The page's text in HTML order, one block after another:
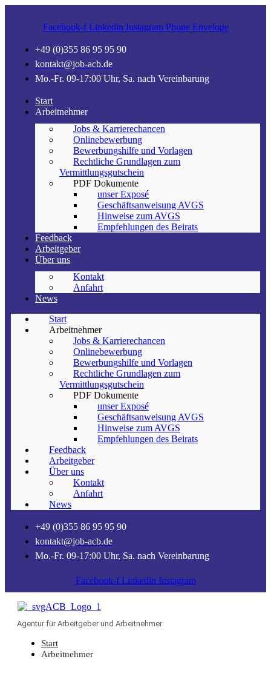
Facebook-f Linkedin Instagram Phone Envelope
+49 (0)355 86 95 95 90
kontakt@job-acb.de
Mo.-Fr. 09-17:00 Uhr, Sa. nach Vereinbarung
Start
Arbeitnehmer
Jobs & Karrierechancen
Onlinebewerbung
Bewerbungshilfe und Vorlagen
Rechtliche Grundlagen zum
Vermittlungsgutschein
PDF Dokumente
unser Exposé
Geschäftsanweisung AVGS
Hinweise zum AVGS
Empfehlungen des Beirats
Feedback
Arbeitgeber
Über uns
Kontakt
Anfahrt
News
Start
Arbeitnehmer
Jobs & Karrierechancen
Onlinebewerbung
Bewerbungshilfe und Vorlagen
Rechtliche Grundlagen zum
Vermittlungsgutschein
PDF Dokumente
unser Exposé
Geschäftsanweisung AVGS
Hinweise zum AVGS
Empfehlungen des Beirats
Feedback
Arbeitgeber
Über uns
Kontakt
Anfahrt
News
+49 (0)355 86 95 95 90
kontakt@job-acb.de
Mo.-Fr. 09-17:00 Uhr, Sa. nach Vereinbarung
Facebook-f Linkedin Instagram
Agentur für Arbeitgeber und Arbeitnehmer
Start
Arbeitnehmer